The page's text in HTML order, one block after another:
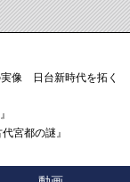
像 日台新時代を拓く「3
宮都の謎』